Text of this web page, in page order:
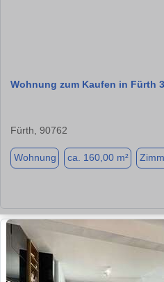
Wohnung zum Kaufen in Fürth
Fürth, 90762
Wohnung ca. 160,00 m²